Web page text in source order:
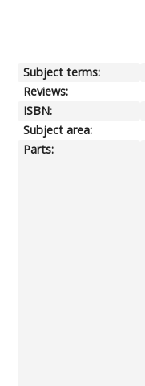
Subject terms:
Reviews:
ISBN:
Subject area:
Parts: